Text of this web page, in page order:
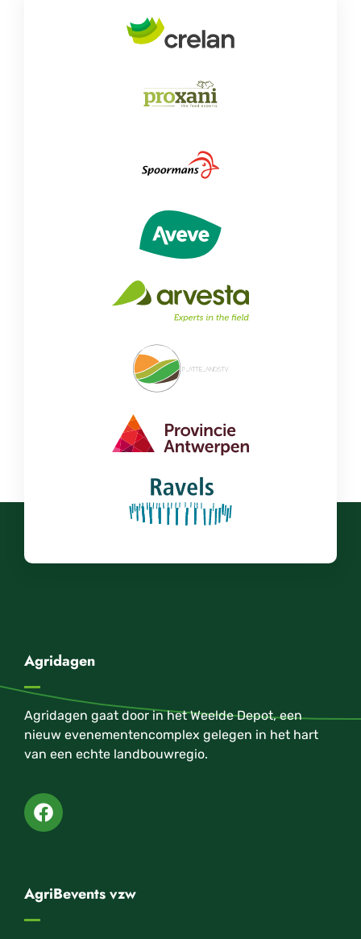
Agridagen
Agridagen gaat door in het Weelde Depot, een
nieuw evenementencomplex gelegen in het hart
van een echte landbouwregio.
AgriBevents vzw